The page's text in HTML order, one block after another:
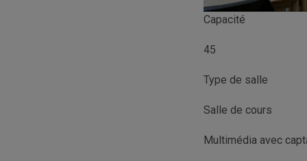
Capacité
45
Type de salle
Salle de cours
Multimédia avec